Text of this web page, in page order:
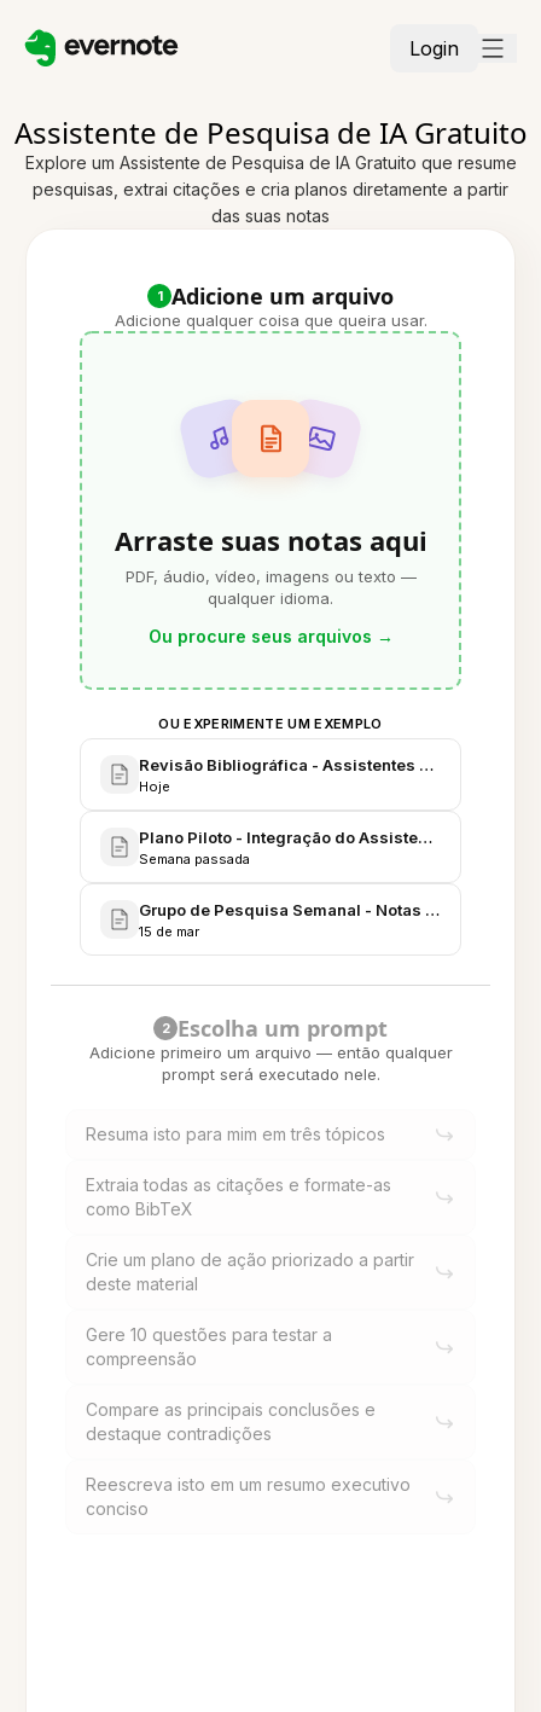
Login
Assistente de Pesquisa de IA Gratuito
Explore um Assistente de Pesquisa de IA Gratuito que resume
pesquisas, extrai citações e cria planos diretamente a partir
das suas notas
1 Adicione um arquivo
Adicione qualquer coisa que queira usar.
Arraste suas notas aqui
PDF, áudio, vídeo, imagens ou texto —
qualquer idioma.
Ou procure seus arquivos →
OU EXPERIMENTE UM EXEMPLO
Revisão Bibliográfica - Assistentes de Pesquisa
Hoje
Plano Piloto - Integração do Assistente de
Semana passada
Grupo de Pesquisa Semanal - Notas e Decisões da
15 de mar
2 Escolha um prompt
Adicione primeiro um arquivo — então qualquer
prompt será executado nele.
Resuma isto para mim em três tópicos
Extraia todas as citações e formate-as
como BibTeX
Crie um plano de ação priorizado a partir
deste material
Gere 10 questões para testar a
compreensão
Compare as principais conclusões e
destaque contradições
Reescreva isto em um resumo executivo
conciso